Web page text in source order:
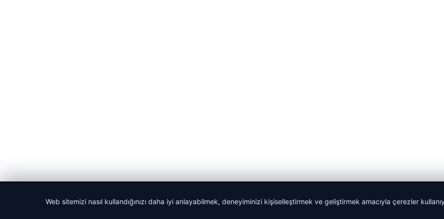
Web sitemizi nasıl kullandığınızı daha iyi anlayabilmek, deneyiminizi kişiselleştirmek ve geliştirmek amacıyla çerezler